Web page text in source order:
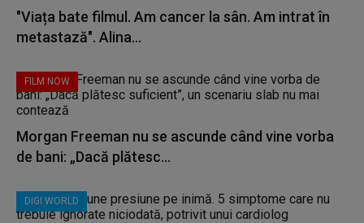
"Viața bate filmul. Am cancer la sân. Am intrat în
metastază". Alina...
FILM NOW
Morgan Freeman nu se ascunde când vine vorba
de bani: „Dacă plătesc...
DIGI WORLD